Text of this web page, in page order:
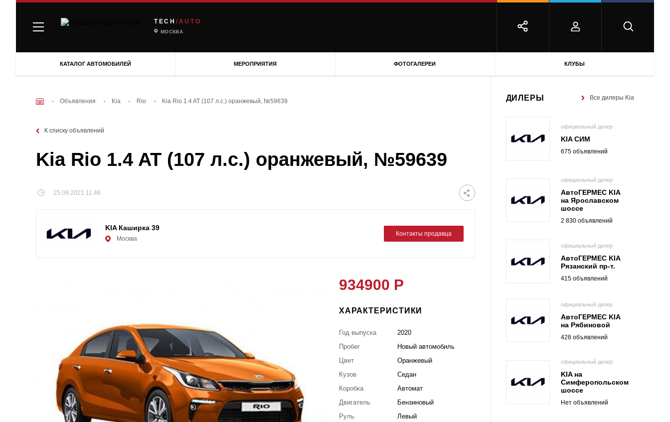
TECH /AUTO
МОСКВА
КАТАЛОГ АВТОМОБИЛЕЙ МЕРОПРИЯТИЯ ФОТОГАЛЕРЕИ КЛУБЫ
Объявления Kia Rio Kia Rio 1.4 AT (107 л.с.) оранжевый, №59639
К списку объявлений
Kia Rio 1.4 AT (107 л.с.) оранжевый, №59639
25.09.2021 11:46
KIA Каширка 39
Москва
Контакты продавца
934900 Р
ХАРАКТЕРИСТИКИ
Год выпуска
2020
Пробег
Новый автомобиль
Цвет
Оранжевый
Кузов
Седан
Коробка
Автомат
Двигатель
Бензиновый
Руль
Левый
ДИЛЕРЫ Все дилеры Kia
официальный дилер
KIA СИМ
675 объявлений
официальный дилер
АвтоГЕРМЕС KIA
на Ярославском
шоссе
2 830 объявлений
официальный дилер
АвтоГЕРМЕС KIA
Рязанский пр-т.
415 объявлений
официальный дилер
АвтоГЕРМЕС KIA
на Рябиновой
428 объявлений
официальный дилер
KIA на
Симферопольском
шоссе
Нет объявлений